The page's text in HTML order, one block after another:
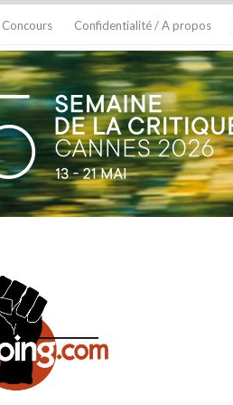
Concours Confidentialité / A propos